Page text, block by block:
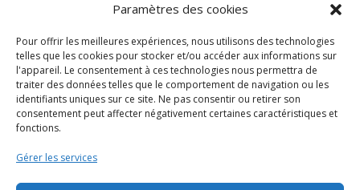
Paramètres des cookies
Pour offrir les meilleures expériences, nous utilisons des technologies
telles que les cookies pour stocker et/ou accéder aux informations sur
l'appareil. Le consentement à ces technologies nous permettra de
traiter des données telles que le comportement de navigation ou les
identifiants uniques sur ce site. Ne pas consentir ou retirer son
consentement peut affecter négativement certaines caractéristiques et
fonctions.
Gérer les services
Leaflet, \r\n©OpenStreetMapcontributeurs